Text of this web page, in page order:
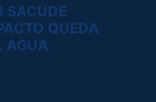
SACUDE
QUEDA
AGUA